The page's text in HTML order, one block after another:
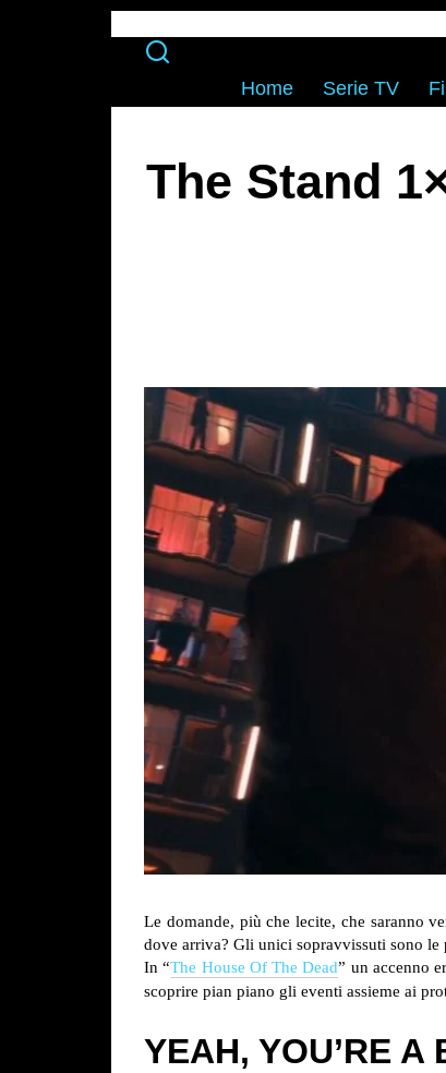
Home Serie TV
The Stand
Le domande, più che lecite, che saranno
dove arriva? Gli unici sopravvissuti sono le
In “The House Of The Dead” un accenno
scoprire pian piano gli eventi assieme ai
YEAH, YOU’RE